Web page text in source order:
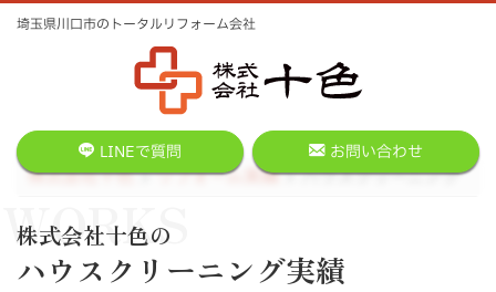
埼玉県川口市のトータルリフォーム会社
LINEで質問 お問い合わせ
株式会社十色 リフォーム実績 ハウスクリーニング
株式会社十色の
ハウスクリーニング実績
WORKS